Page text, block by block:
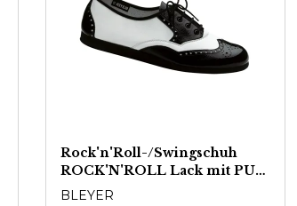
Rock'n'Roll-/Swingschuh
ROCK'N'ROLL Lack mit PU-
Sohle
BLEYER